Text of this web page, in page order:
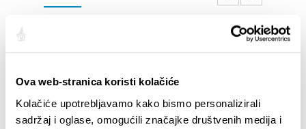
Ova web-stranica koristi kolačiće
Kolačiće upotrebljavamo kako bismo personalizirali
sadržaj i oglase, omogućili značajke društvenih medija i